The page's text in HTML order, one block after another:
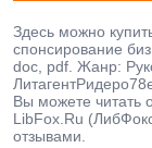
Здесь можно
спонсирование
doc, pdf. Жанр:
Вы можете читать
LibFox.Ru
отзывами.